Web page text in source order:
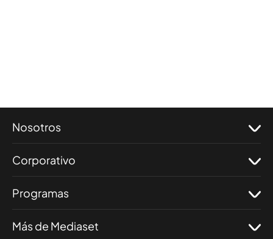
Nosotros
Corporativo
Programas
Más de Mediaset